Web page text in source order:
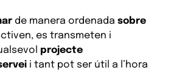
de manera ordenada sobre
es transmeten i
projecte
i tant pot ser útil a l’hora